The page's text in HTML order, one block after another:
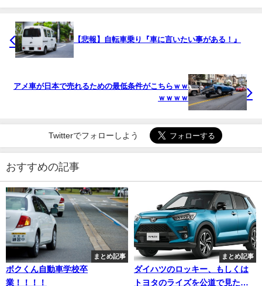
【悲報】自転車乗り『車に言いたい事がある！』
アメ車が日本で売れるための最低条件がこちらｗｗ
ｗｗｗｗ
Twitterでフォローしよう
おすすめの記事
まとめ記事
ボクくん自動車学校卒
業！！！！
まとめ記事
ダイハツのロッキー、もしくは
トヨタのライズを公道で見たこ